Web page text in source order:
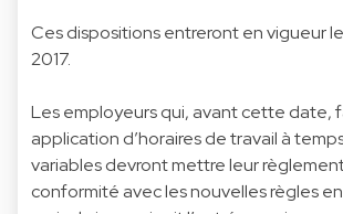
Ces dispositions entreront en vigueur
2017.
Les employeurs qui, avant cette date,
application d’horaires de travail à
variables devront mettre leur
conformité avec les nouvelles règles